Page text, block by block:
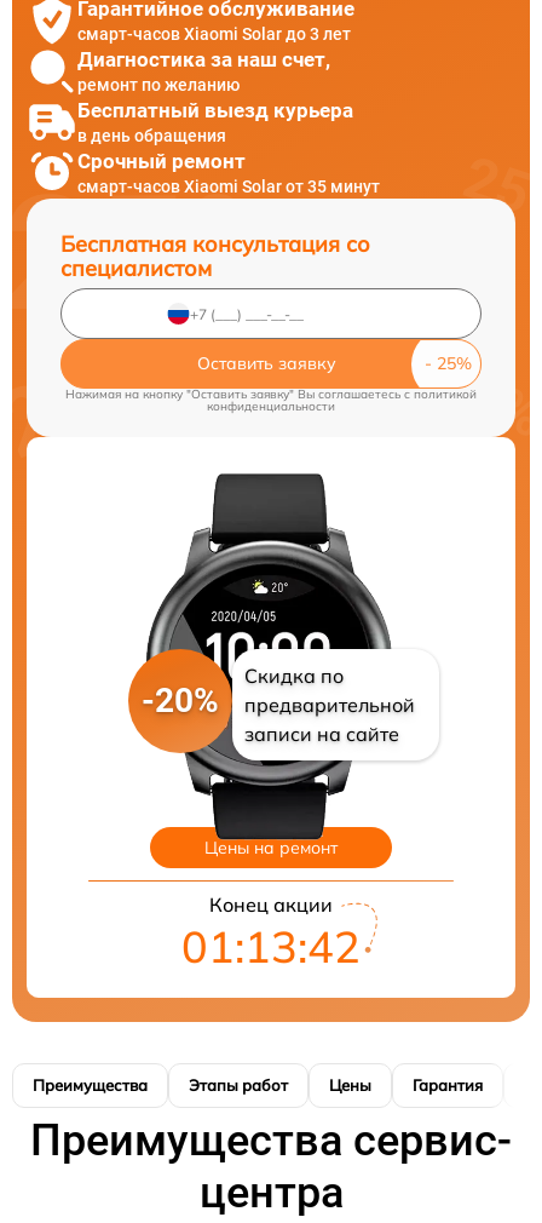
Гарантийное обслуживание
смарт-часов Xiaomi Solar до 3 лет
Диагностика за наш счет,
ремонт по желанию
Бесплатный выезд курьера
в день обращения
Срочный ремонт
смарт-часов Xiaomi Solar от 35 минут
Бесплатная консультация со
специалистом
Оставить заявку
Нажимая на кнопку "Оставить заявку" Вы соглашаетесь cполитикой
конфиденциальности
-20%
Скидка по
предварительной
записи на сайте
Цены на ремонт
Конец акции
01:13:41
Преимущества Этапы работ Цены Гарантия
Преимущества сервис-
центра